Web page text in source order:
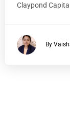
Claypond
By